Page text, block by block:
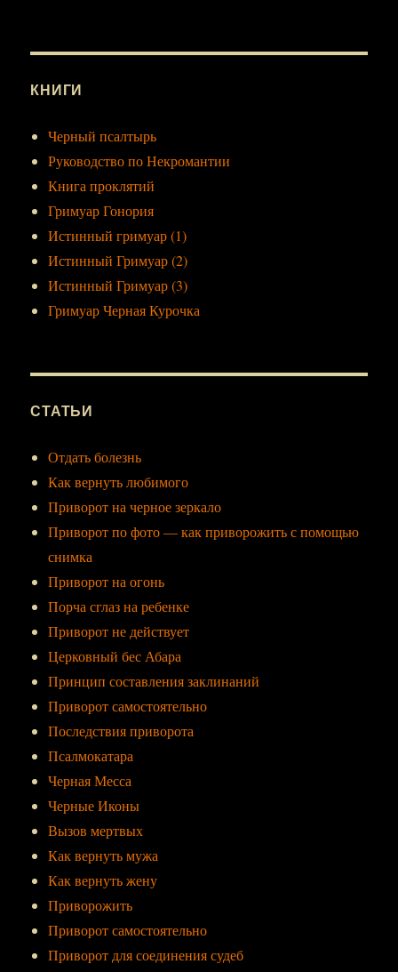
КНИГИ
Черный псалтырь
Руководство по Некромантии
Книга проклятий
Гримуар Гонория
Истинный гримуар (1)
Истинный Гримуар (2)
Истинный Гримуар (3)
Гримуар Черная Курочка
СТАТЬИ
Отдать болезнь
Как вернуть любимого
Приворот на черное зеркало
Приворот по фото — как приворожить с помощью
снимка
Приворот на огонь
Порча сглаз на ребенке
Приворот не действует
Церковный бес Абара
Принцип составления заклинаний
Приворот самостоятельно
Последствия приворота
Псалмокатара
Черная Месса
Черные Иконы
Вызов мертвых
Как вернуть мужа
Как вернуть жену
Приворожить
Приворот самостоятельно
Приворот для соединения судеб